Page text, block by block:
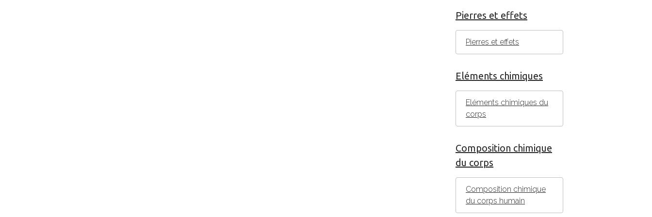
Pierres et effets
Pierres et effets
Eléments chimiques
Eléments chimiques du
corps
Composition chimique
du corps
Composition chimique
du corps humain